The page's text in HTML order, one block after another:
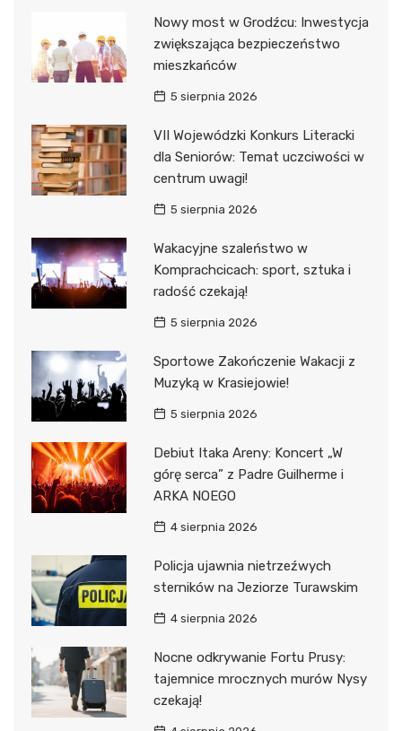
Nowy most w Grodźcu: Inwestycja
zwiększająca bezpieczeństwo
mieszkańców
5 sierpnia 2026
VII Wojewódzki Konkurs Literacki
dla Seniorów: Temat uczciwości w
centrum uwagi!
5 sierpnia 2026
Wakacyjne szaleństwo w
Komprachcicach: sport, sztuka i
radość czekają!
5 sierpnia 2026
Sportowe Zakończenie Wakacji z
Muzyką w Krasiejowie!
5 sierpnia 2026
Debiut Itaka Areny: Koncert „W
górę serca” z Padre Guilherme i
ARKA NOEGO
4 sierpnia 2026
Policja ujawnia nietrzeźwych
sterników na Jeziorze Turawskim
4 sierpnia 2026
Nocne odkrywanie Fortu Prusy:
tajemnice mrocznych murów Nysy
czekają!